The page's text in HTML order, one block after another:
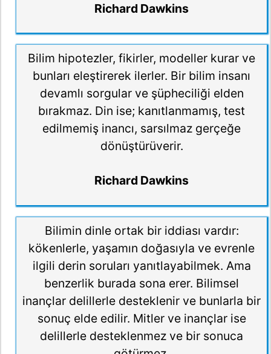
Richard Dawkins
Bilim hipotezler, fikirler, modeller kurar ve
bunları eleştirerek ilerler. Bir bilim insanı
devamlı sorgular ve şüpheciliği elden
bırakmaz. Din ise; kanıtlanmamış, test
edilmemiş inancı, sarsılmaz gerçeğe
dönüştürüverir.
Richard Dawkins
Bilimin dinle ortak bir iddiası vardır:
kökenlerle, yaşamın doğasıyla ve evrenle
ilgili derin soruları yanıtlayabilmek. Ama
benzerlik burada sona erer. Bilimsel
inançlar delillerle desteklenir ve bunlarla bir
sonuç elde edilir. Mitler ve inançlar ise
delillerle desteklenmez ve bir sonuca